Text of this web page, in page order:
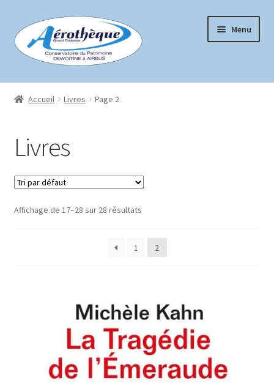
Aller
à
la
navigation
Aller
au
contenu
Menu
Accueil
Conditions générales de vente
Mon compte
Page d’exemple
Validation de la commande
Accueil Livres Page 2
Livres
Affichage de 17–28 sur 28 résultats
1 2